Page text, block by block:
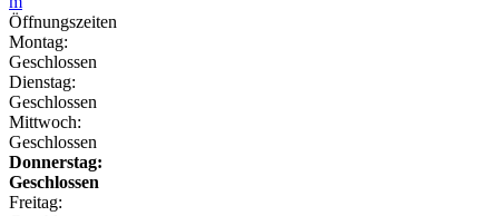
Öffnungszeiten
Montag:
Geschlossen
Dienstag:
Geschlossen
Mittwoch:
Geschlossen
Donnerstag:
Geschlossen
Freitag: